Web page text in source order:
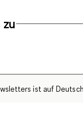
zu
ist auf